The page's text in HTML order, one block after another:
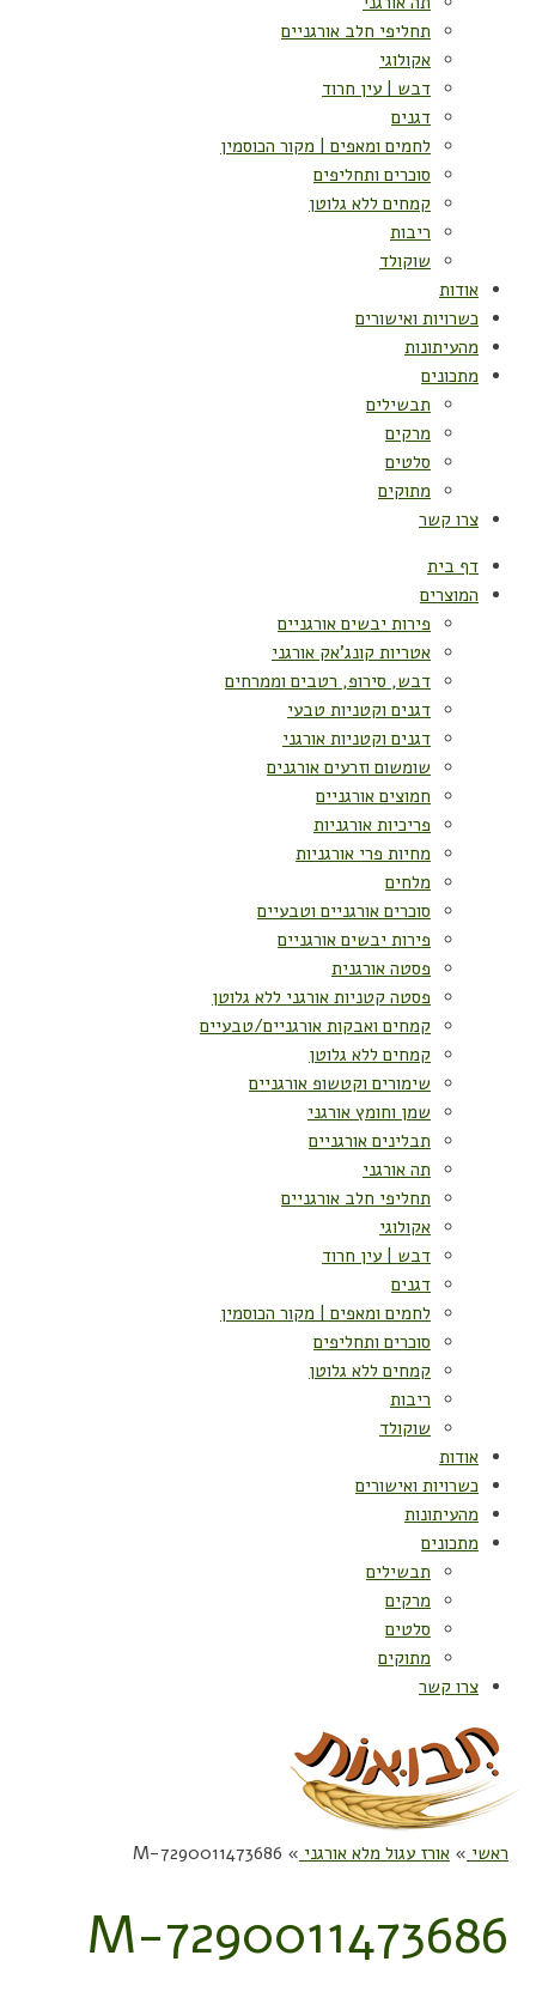
תחליפי חלב אורגניים
אקולוגי
דבש | עין חרוד
דגנים
לחמים ומאפים | מקור הכוסמין
סוכרים ותחליפים
קמחים ללא גלוטן
ריבות
שוקולד
אודות
כשרויות ואישורים
מהעיתונות
מתכונים
תבשילים
מרקים
סלטים
מתוקים
צרו קשר
דף בית
המוצרים
פירות יבשים אורגניים
אטריות קונג'אק אורגני
דבש, סירופ, רטבים וממרחים
דגנים וקטניות טבעי
דגנים וקטניות אורגני
שומשום וזרעים אורגנים
חמוצים אורגניים
פריכיות אורגניות
מחיות פרי אורגניות
מלחים
סוכרים אורגניים וטבעיים
פירות יבשים אורגניים
פסטה אורגנית
פסטה קטניות אורגני ללא גלוטן
קמחים ואבקות אורגניים/טבעיים
קמחים ללא גלוטן
שימורים וקטשופ אורגניים
שמן וחומץ אורגני
תבלינים אורגניים
תה אורגני
תחליפי חלב אורגניים
אקולוגי
דבש | עין חרוד
דגנים
לחמים ומאפים | מקור הכוסמין
סוכרים ותחליפים
קמחים ללא גלוטן
ריבות
שוקולד
אודות
כשרויות ואישורים
מהעיתונות
מתכונים
תבשילים
מרקים
סלטים
מתוקים
צרו קשר
ראשי » אורז עגול מלא אורגני »
7290011473686-M
7290011473686-M